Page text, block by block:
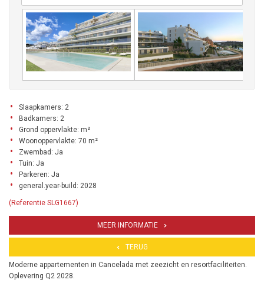
Slaapkamers: 2
Badkamers: 2
Grond oppervlakte: m²
Woonoppervlakte: 70 m²
Zwembad: Ja
Tuin: Ja
Parkeren: Ja
general.year-build: 2028
(Referentie SLG1667)
MEER INFORMATIE
TERUG
Moderne appartementen in Cancelada met zeezicht en resortfaciliteiten.
Oplevering Q2 2028.